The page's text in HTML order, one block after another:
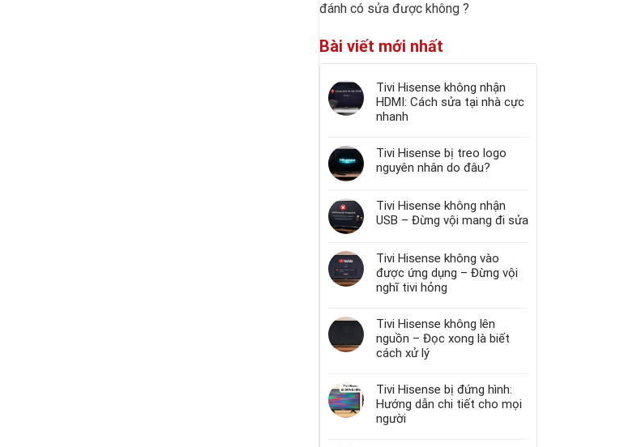
đánh có sửa được không ?
Bài viết mới nhất
Tivi Hisense không nhận
HDMI: Cách sửa tại nhà cực
nhanh
Tivi Hisense bị treo logo
nguyên nhân do đâu?
Tivi Hisense không nhận
USB – Đừng vội mang đi sửa
Tivi Hisense không vào
được ứng dụng – Đừng vội
nghĩ tivi hỏng
Tivi Hisense không lên
nguồn – Đọc xong là biết
cách xử lý
Tivi Hisense bị đứng hình:
Hướng dẫn chi tiết cho mọi
người